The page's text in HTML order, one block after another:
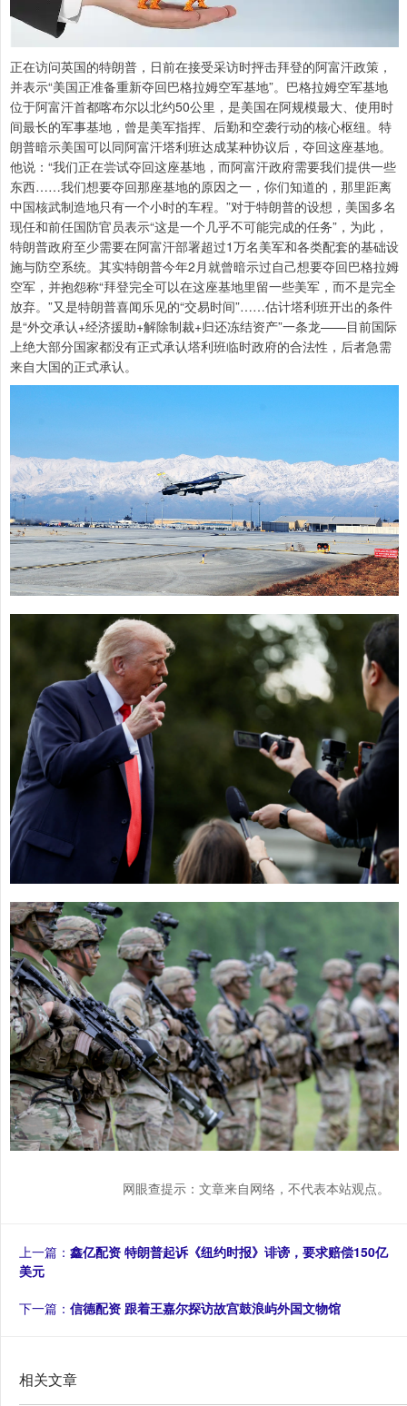
正在访问英国的特朗普，日前在接受采访时抨击拜登的阿富汗政策，
并表示“美国正准备重新夺回巴格拉姆空军基地”。巴格拉姆空军基地
位于阿富汗首都喀布尔以北约50公里，是美国在阿规模最大、使用时
间最长的军事基地，曾是美军指挥、后勤和空袭行动的核心枢纽。特
朗普暗示美国可以同阿富汗塔利班达成某种协议后，夺回这座基地。
他说：“我们正在尝试夺回这座基地，而阿富汗政府需要我们提供一些
东西……我们想要夺回那座基地的原因之一，你们知道的，那里距离
中国核武制造地只有一个小时的车程。”对于特朗普的设想，美国多名
现任和前任国防官员表示“这是一个几乎不可能完成的任务”，为此，
特朗普政府至少需要在阿富汗部署超过1万名美军和各类配套的基础设
施与防空系统。其实特朗普今年2月就曾暗示过自己想要夺回巴格拉姆
空军，并抱怨称“拜登完全可以在这座基地里留一些美军，而不是完全
放弃。”又是特朗普喜闻乐见的“交易时间”……估计塔利班开出的条件
是“外交承认+经济援助+解除制裁+归还冻结资产”一条龙——目前国际
上绝大部分国家都没有正式承认塔利班临时政府的合法性，后者急需
来自大国的正式承认。
网眼查提示：文章来自网络，不代表本站观点。
上一篇： 鑫亿配资 特朗普起诉《纽约时报》诽谤，要求赔偿150亿
美元
下一篇： 信德配资 跟着王嘉尔探访故宫鼓浪屿外国文物馆
相关文章